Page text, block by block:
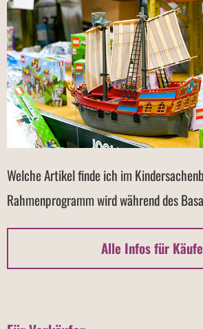
Welche Artikel finde ich im
Rahmenprogramm wird während des
Alle Infos für